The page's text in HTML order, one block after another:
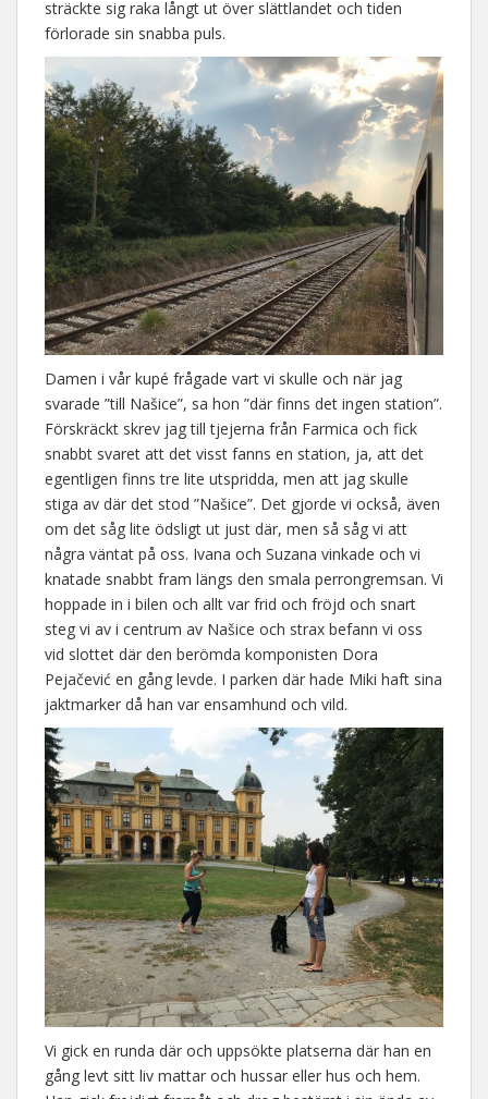
sträckte sig raka långt ut över slättlandet och tiden
förlorade sin snabba puls.
Damen i vår kupé frågade vart vi skulle och när jag
svarade ”till Našice”, sa hon ”där finns det ingen station”.
Förskräckt skrev jag till tjejerna från Farmica och fick
snabbt svaret att det visst fanns en station, ja, att det
egentligen finns tre lite utspridda, men att jag skulle
stiga av där det stod ”Našice”. Det gjorde vi också, även
om det såg lite ödsligt ut just där, men så såg vi att
några väntat på oss. Ivana och Suzana vinkade och vi
knatade snabbt fram längs den smala perrongremsan. Vi
hoppade in i bilen och allt var frid och fröjd och snart
steg vi av i centrum av Našice och strax befann vi oss
vid slottet där den berömda komponisten Dora
Pejačević en gång levde. I parken där hade Miki haft sina
jaktmarker då han var ensamhund och vild.
Vi gick en runda där och uppsökte platserna där han en
gång levt sitt liv mattar och hussar eller hus och hem.